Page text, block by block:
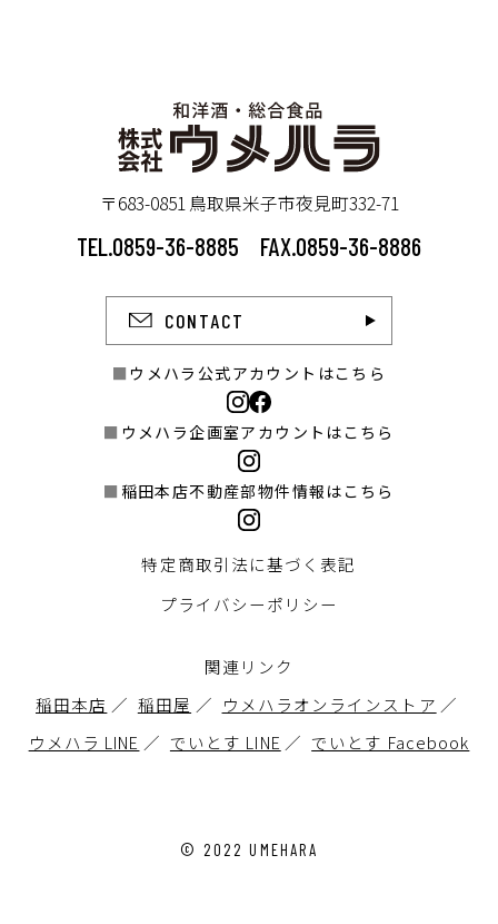
〒683-0851 鳥取県米子市夜見町332-71
TEL.0859-36-8885 FAX.0859-36-8886
CONTACT
ウメハラ公式アカウントはこちら
ウメハラ企画室アカウントはこちら
稲田本店不動産部物件情報はこちら
特定商取引法に基づく表記
プライバシーポリシー
関連リンク
稲田本店
稲田屋
ウメハラオンラインストア
ウメハラ LINE
でいとす LINE でいとす Facebook
© 2022 UMEHARA